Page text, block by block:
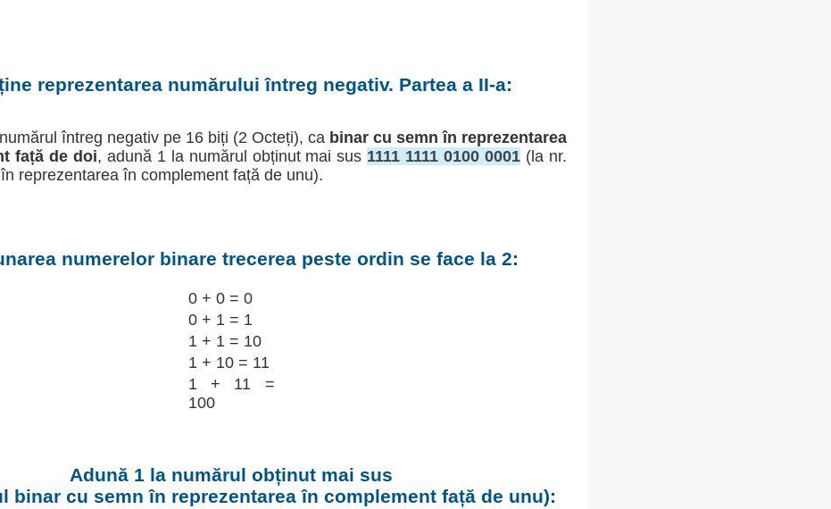
reprezentarea numărului întreg negativ. Partea a II-a:
întreg negativ pe 16 biți (2 Octeți), ca binar cu semn în reprezentarea
față de doi, adună 1 la numărul obținut mai sus 1111 1111 0100 0001 (la nr.
reprezentarea în complement față de unu).
numerelor binare trecerea peste ordin se face la 2:
0 + 0 = 0
0 + 1 = 1
1 + 1 = 10
1 + 10 = 11
1 + 11 =
100
Adună 1 la numărul obținut mai sus
binar cu semn în reprezentarea în complement față de unu):